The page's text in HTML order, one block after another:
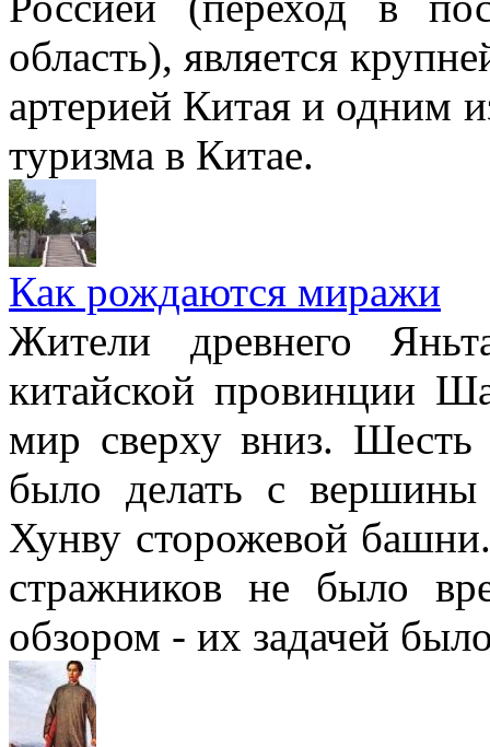
область), является
артерией Китая и одним
туризма в Китае.
Как рождаются миражи
Жители древнего
китайской провинции
мир сверху вниз. Шесть
было делать с вершины
Хунву сторожевой
стражников не было
обзором - их задачей